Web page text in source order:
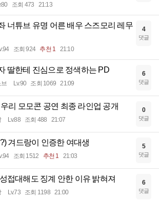
조회 473 21:13
너튜브 유명 어른 배우 스즈모리 레무
조회 924 추천 1 21:10
4
댓글
딸한테 진심으로 정색하는 PD
Lv.90 조회 1069 21:09
6
댓글
리 모모콘 공연 최종 라인업 공개
Lv.88 조회 488 21:07
0
댓글
겨드랑이 인증한 여대생
조회 1512 추천 1 21:03
5
댓글
접대해도 징계 안한 이유 밝혀져
Lv.73 조회 1198 21:00
6
댓글